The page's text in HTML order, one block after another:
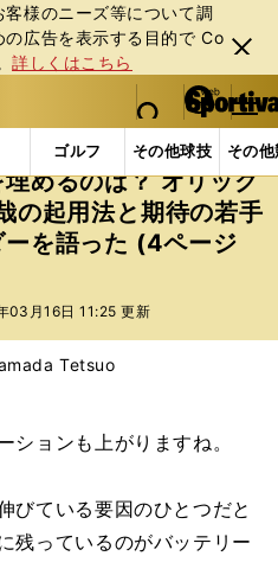
様のニーズ等について調
広告を表⽰する⽬的で Co
詳しくはこちら
閉じ
る
web Sportiva (webスポルティーバ)
検索
マイペ
ー
ジ
メニュ
ゴルフ その他球技 その
野球 吉田正尚が抜けた穴を埋
めるのは？ オリック
の起用法と期待の若手
を語った (4ページ
03月16日 11:25 更新
Tetsuo
ョンも上がりますね。
ている要因のひとつだと
残っているのがバッテリー